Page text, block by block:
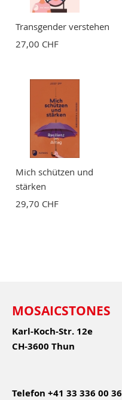
Transgender verstehen
27,00 CHF
Mich schützen und
stärken
29,70 CHF
MOSAICSTONES
Karl-Koch-Str. 12e
CH-3600 Thun
Telefon +41 33 336 00 36